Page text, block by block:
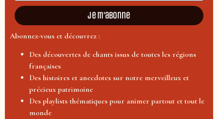
Je m'abonne
Abonnez-vous et découvrez :
Des découvertes de chants issus de toutes les régions
françaises
Des histoires et anecdotes sur notre merveilleux et
précieux patrimoine
Des playlists thématiques pour animer partout et tout le
monde